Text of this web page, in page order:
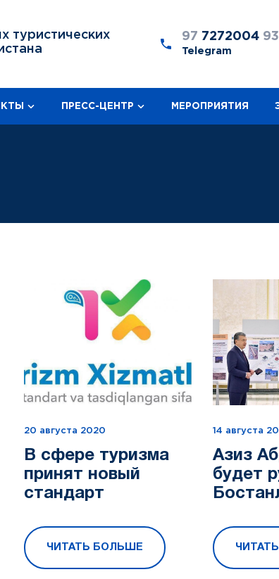
туристических
97 7272004 93
Telegram
ПРЕСС-ЦЕНТР МЕРОПРИЯТИЯ
20 августа 2020
В сфере туризма
принят новый
стандарт
ЧИТАТЬ БОЛЬШЕ
14 августа
Азиз
будет